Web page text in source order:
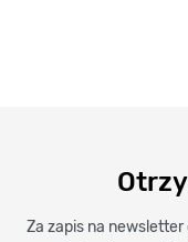
Za zapis na